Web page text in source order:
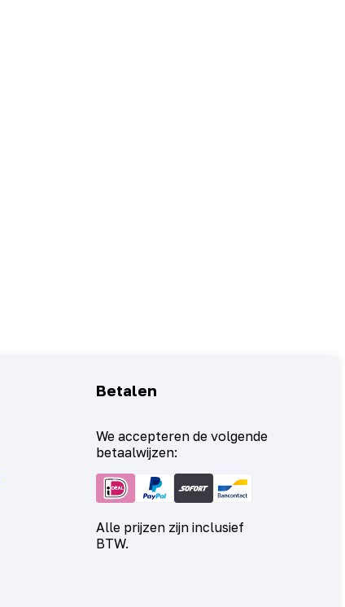
Betalen
We accepteren de volgende
betaalwijzen:
Alle prijzen zijn inclusief
BTW.